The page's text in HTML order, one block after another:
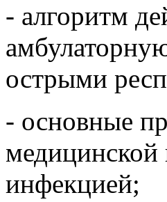
- алгоритм
острыми
- основные
инфекцией;